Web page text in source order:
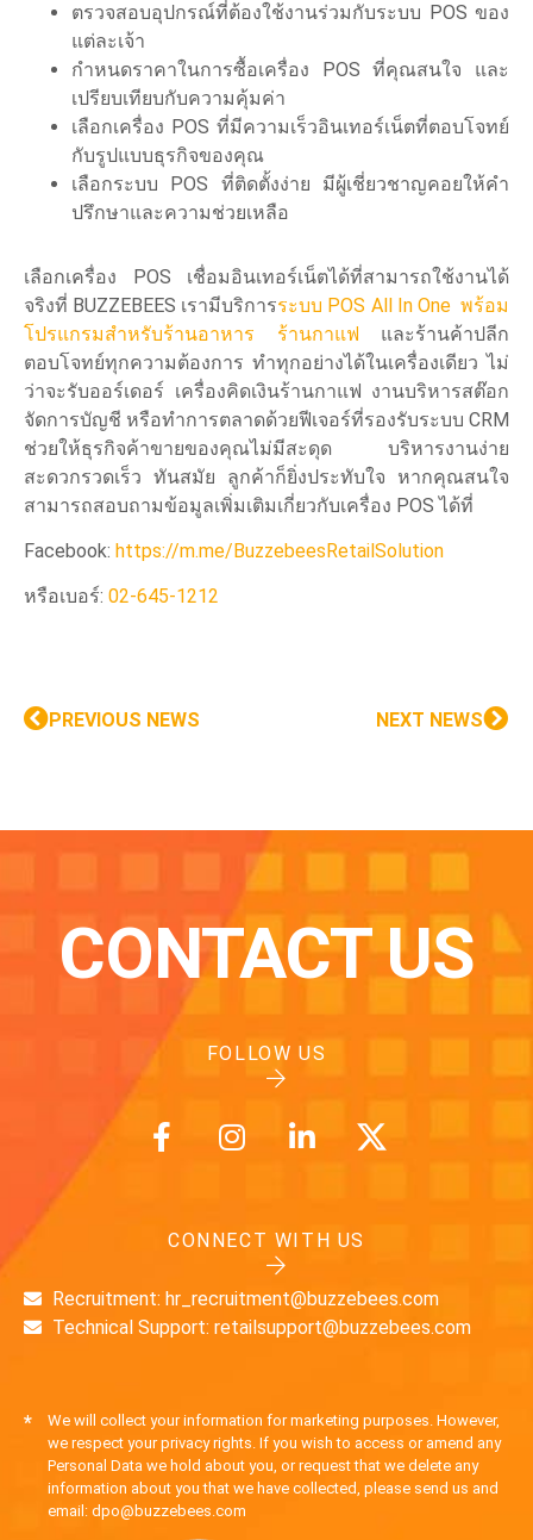
ตรวจสอบอุปกรณ์ที่ต้องใช้งานร่วมกับระบบ POS ของ
แต่ละเจ้า
กำหนดราคาในการซื้อเครื่อง POS ที่คุณสนใจ และ
เปรียบเทียบกับความคุ้มค่า
เลือกเครื่อง POS ที่มีความเร็วอินเทอร์เน็ตที่ตอบโจทย์
กับรูปแบบธุรกิจของคุณ
เลือกระบบ POS ที่ติดตั้งง่าย มีผู้เชี่ยวชาญคอยให้คำ
ปรึกษาและความช่วยเหลือ
เลือกเครื่อง POS เชื่อมอินเทอร์เน็ตได้ที่สามารถใช้งานได้
จริงที่ BUZZEBEES เรามีบริการระบบ POS All In One พร้อม
โปรแกรมสำหรับร้านอาหาร ร้านกาแฟ และร้านค้าปลีก
ตอบโจทย์ทุกความต้องการ ทำทุกอย่างได้ในเครื่องเดียว ไม่
ว่าจะรับออร์เดอร์ เครื่องคิดเงินร้านกาแฟ งานบริหารสต๊อก
จัดการบัญชี หรือทำการตลาดด้วยฟีเจอร์ที่รองรับระบบ CRM
ช่วยให้ธุรกิจค้าขายของคุณไม่มีสะดุด บริหารงานง่าย
สะดวกรวดเร็ว ทันสมัย ลูกค้าก็ยิ่งประทับใจ หากคุณสนใจ
สามารถสอบถามข้อมูลเพิ่มเติมเกี่ยวกับเครื่อง POS ได้ที่
Facebook: https://m.me/BuzzebeesRetailSolution
หรือเบอร์: 02-645-1212
PREVIOUS NEWS NEXT NEWS
CONTACT US
FOLLOW US
CONNECT WITH US
Recruitment: hr_recruitment@buzzebees.com
Technical Support: retailsupport@buzzebees.com
*
We will collect your information for marketing purposes. However,
we respect your privacy rights. If you wish to access or amend any
Personal Data we hold about you, or request that we delete any
information about you that we have collected, please send us and
email: dpo@buzzebees.com